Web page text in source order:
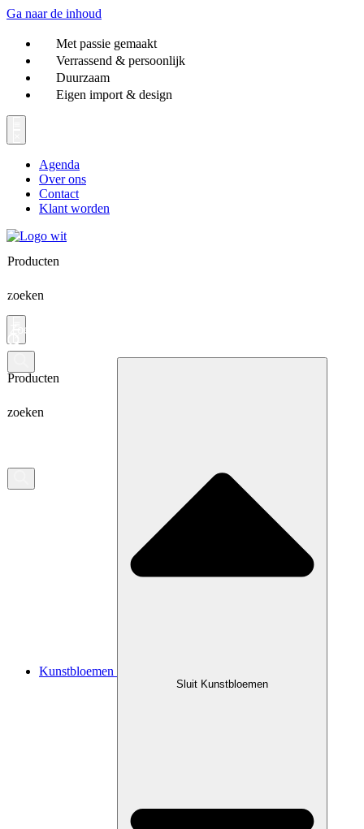
Ga naar de inhoud
Met passie gemaakt
Verrassend & persoonlijk
Duurzaam
Eigen import & design
Agenda
Over ons
Contact
Klant worden
Producten
zoeken
Producten
zoeken
Kunstbloemen
Sluit Kunstbloemen